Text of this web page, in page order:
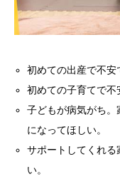
初めての出産で不安
初めての子育てで
子どもが病気がち
になってほしい。
サポートしてくれ
い。